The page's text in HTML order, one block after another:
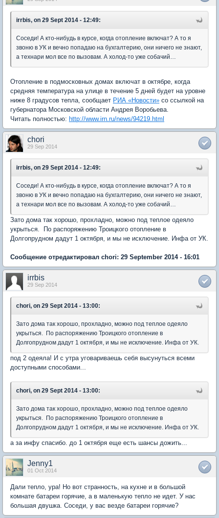
irrbis, on 29 Sept 2014 - 12:49:
Соседи! А кто-нибудь в курсе, когда отопление включат? А то я
звоню в УК и вечно попадаю на бухгалтерию, они ничего не знают,
а технари мол все по вызовам. А холод-то уже собачий…
Отопление в подмосковных домах включат в октябре, когда
средняя температура на улице в течение 5 дней будет на уровне
ниже 8 градусов тепла, сообщает РИА «Новости» со ссылкой на
губернатора Московской области Андрея Воробьева.
Читать полностью: http://www.irn.ru/news/94219.html
chori
29 Sep 2014
irrbis, on 29 Sept 2014 - 12:49:
Соседи! А кто-нибудь в курсе, когда отопление включат? А то я
звоню в УК и вечно попадаю на бухгалтерию, они ничего не знают,
а технари мол все по вызовам. А холод-то уже собачий…
Зато дома так хорошо, прохладно, можно под теплое одеяло
укрыться. По распоряжению Троицкого отопление в
Долгопрудном дадут 1 октября, и мы не исключение. Инфа от УК.
Сообщение отредактировал chori: 29 September 2014 - 16:01
irrbis
29 Sep 2014
chori, on 29 Sept 2014 - 13:00:
Зато дома так хорошо, прохладно, можно под теплое одеяло
укрыться. По распоряжению Троицкого отопление в
Долгопрудном дадут 1 октября, и мы не исключение. Инфа от УК.
под 2 одеяла! И с утра уговариваешь себя высунуться всеми
доступными способами...
chori, on 29 Sept 2014 - 13:00:
Зато дома так хорошо, прохладно, можно под теплое одеяло
укрыться. По распоряжению Троицкого отопление в
Долгопрудном дадут 1 октября, и мы не исключение. Инфа от УК.
а за инфу спасибо. до 1 октября еще есть шансы дожить...
Jenny1
01 Oct 2014
Дали тепло, ура! Но вот странность, на кухне и в большой
комнате батареи горячие, а в маленькую тепло не идет. У нас
большая двушка. Соседи, у вас везде батареи горячие?